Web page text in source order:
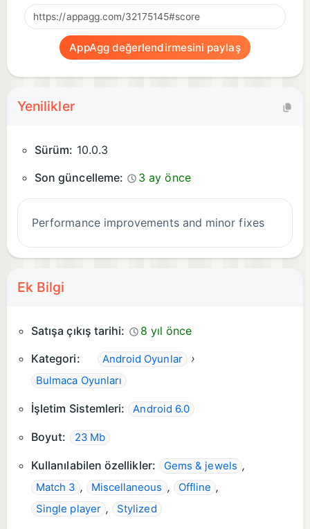
AppAgg değerlendirmesini paylaş
Yenilikler
Sürüm: 10.0.3
Son güncelleme:
3 ay önce
Performance improvements and minor fixes
Ek Bilgi
Satışa çıkış tarihi:
8 yıl önce
Kategori:
Android Oyunlar ›
Bulmaca Oyunları
İşletim Sistemleri: Android 6.0
Boyut: 23 Mb
Kullanılabilen özellikler: Gems & jewels ,
Match 3 , Miscellaneous , Offline ,
Single player , Stylized